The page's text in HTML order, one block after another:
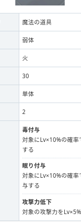
魔法の道具
弱体
火
30
単体
2
毒付与
対象にLv×10%の確
する
眠り付与
対象にLv×10%の確
与する
攻撃力低下
対象の攻撃力を